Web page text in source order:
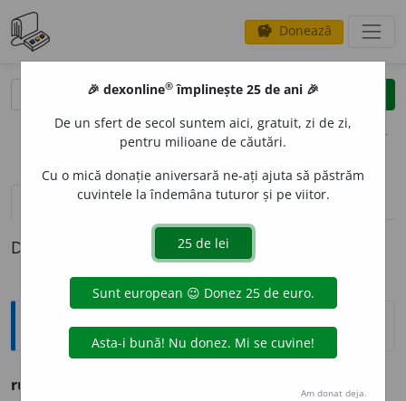
savings Donează
clear
opțiuni
definiții (1) pronunțievolume_up (8)
Definiția cu ID-ul 1137126:
Ortografice DOOM
rulou
🎉 dexonline® împlinește 25 de ani 🎉
De un sfert de secol suntem aici, gratuit, zi de zi,
pentru milioane de căutări.
Cu o mică donație aniversară ne-ați ajuta să păstrăm
cuvintele la îndemâna tuturor și pe viitor.
Am donat deja.